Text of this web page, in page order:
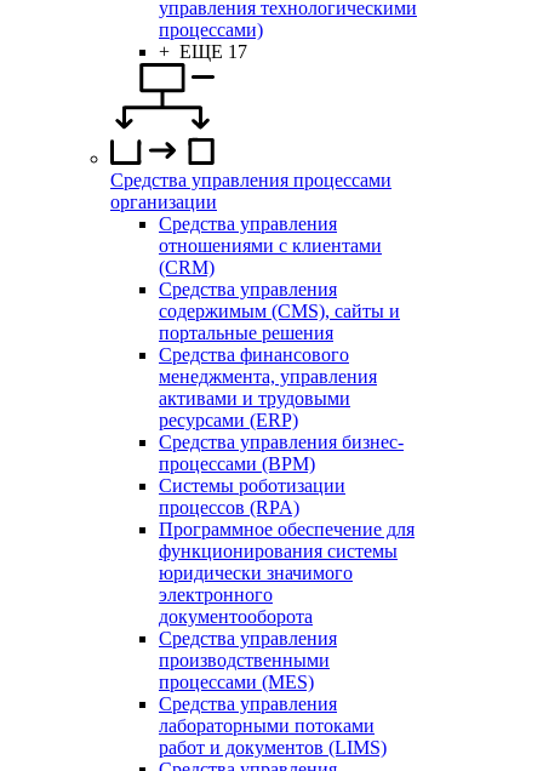
управления технологическими
процессами)
+ ЕЩЕ 17
Средства управления процессами
организации
Средства управления
отношениями с клиентами
(CRM)
Средства управления
содержимым (CMS), сайты и
портальные решения
Средства финансового
менеджмента, управления
активами и трудовыми
ресурсами (ERP)
Средства управления бизнес-
процессами (BPM)
Системы роботизации
процессов (RPA)
Программное обеспечение для
функционирования системы
юридически значимого
электронного
документооборота
Средства управления
производственными
процессами (MES)
Средства управления
лабораторными потоками
работ и документов (LIMS)